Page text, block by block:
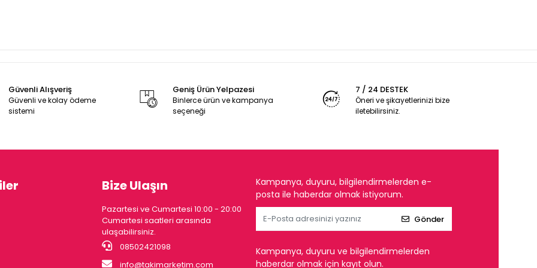
Güvenli Alışveriş
Güvenli ve kolay ödeme
sistemi
Geniş Ürün Yelpazesi
Binlerce ürün ve kampanya
seçeneği
7 / 24 DESTEK
Öneri ve şikayetlerinizi bize
iletebilirsiniz.
Bize Ulaşın
Pazartesi ve Cumartesi 10:00 - 20:00
Cumartesi saatleri arasında
ulaşabilirsiniz.
08502421098
info@takimarketim.com
Kampanya, duyuru, bilgilendirmelerden e-
posta ile haberdar olmak istiyorum.
Gönder
Kampanya, duyuru ve bilgilendirmelerden
haberdar olmak için kayıt olun.